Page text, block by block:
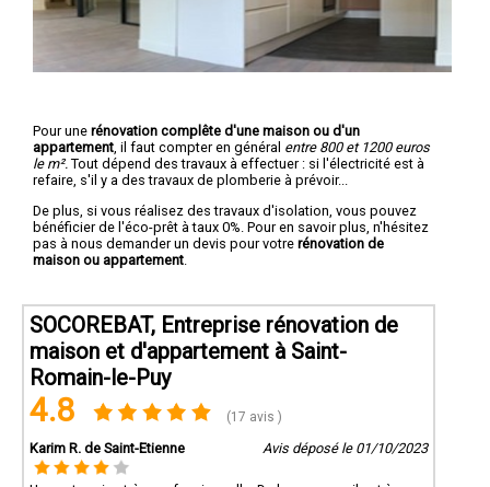
Pour une rénovation complête d'une maison ou d'un
appartement , il faut compter en général entre 800 et 1200 euros
le m². Tout dépend des travaux à effectuer : si l'électricité est à
refaire, s'il y a des travaux de plomberie à prévoir...
De plus, si vous réalisez des travaux d'isolation, vous pouvez
bénéficier de l'éco-prêt à taux 0%. Pour en savoir plus, n'hésitez
pas à nous demander un devis pour votre rénovation de
maison ou appartement
SOCOREBAT, Entreprise rénovation de
maison et d'appartement à Saint-
Romain-le-Puy
4.8 (17 avis )
Karim R. de Saint-Etienne Avis déposé le 01/10/2023